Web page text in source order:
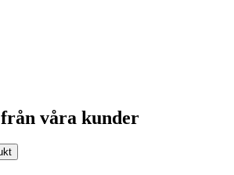
våra kunder